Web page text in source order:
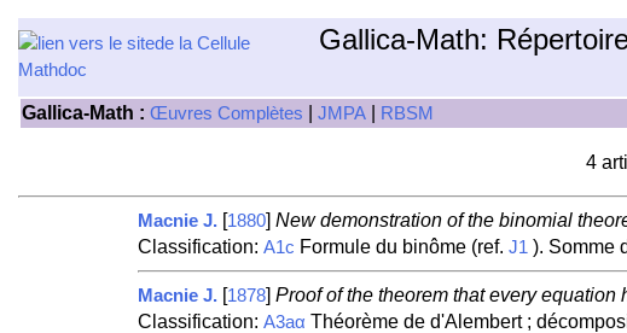
Gallica-Math:
Gallica-Math : Œuvres Complètes JMPA RBSM
4
Macnie J. [1880] New demonstration of the binomial
Classification: A1c Formule du binôme (ref. J1 ). Somme
Macnie J. [1878] Proof of the theorem that every equation
Classification: A3aα Théorème de d'Alembert ;